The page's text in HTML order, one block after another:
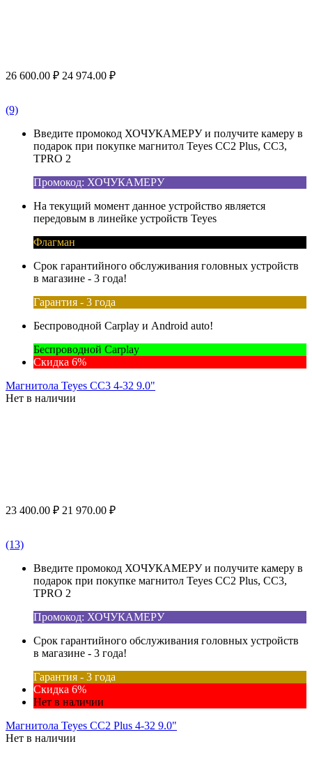
26 600.00 ₽ 24 974.00 ₽
(9)
Введите промокод ХОЧУКАМЕРУ и получите камеру в
подарок при покупке магнитол Teyes CC2 Plus, CC3,
TPRO 2
Промокод: ХОЧУКАМЕРУ
На текущий момент данное устройство является
передовым в линейке устройств Teyes
Флагман
Срок гарантийного обслуживания головных устройств
в магазине - 3 года!
Гарантия - 3 года
Беспроводной Carplay и Android auto!
Беспроводной Carplay
Скидка 6%
Магнитола Teyes CC3 4-32 9.0"
Нет в наличии
23 400.00 ₽ 21 970.00 ₽
(13)
Введите промокод ХОЧУКАМЕРУ и получите камеру в
подарок при покупке магнитол Teyes CC2 Plus, CC3,
TPRO 2
Промокод: ХОЧУКАМЕРУ
Срок гарантийного обслуживания головных устройств
в магазине - 3 года!
Гарантия - 3 года
Скидка 6%
Нет в наличии
Магнитола Teyes CC2 Plus 4-32 9.0"
Нет в наличии